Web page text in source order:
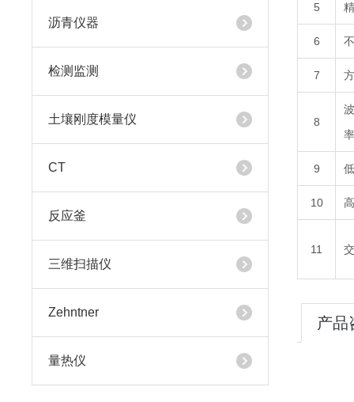
沥青仪器
检测监测
土壤刚度模量仪
CT
反应釜
三维扫描仪
Zehntner
量热仪
5
6
7
8
率
9
10
11
产品